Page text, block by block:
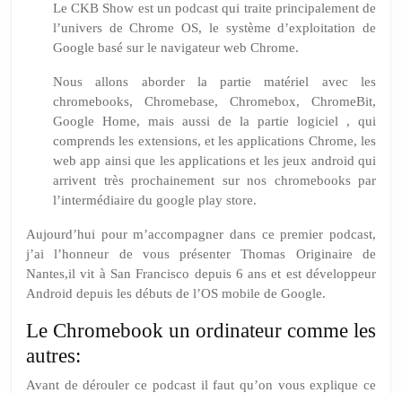
Le CKB Show est un podcast qui traite principalement de
l’univers de Chrome OS, le système d’exploitation de
Google basé sur le navigateur web Chrome.
Nous allons aborder la partie matériel avec les
chromebooks, Chromebase, Chromebox, ChromeBit,
Google Home, mais aussi de la partie logiciel , qui
comprends les extensions, et les applications Chrome, les
web app ainsi que les applications et les jeux android qui
arrivent très prochainement sur nos chromebooks par
l’intermédiaire du google play store.
Aujourd’hui pour m’accompagner dans ce premier podcast,
j’ai l’honneur de vous présenter Thomas Originaire de
Nantes,il vit à San Francisco depuis 6 ans et est développeur
Android depuis les débuts de l’OS mobile de Google.
Le Chromebook un ordinateur comme les
autres:
Avant de dérouler ce podcast il faut qu’on vous explique ce